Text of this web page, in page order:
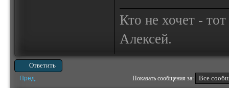
Кто не хочет -
Алексей.
Ответить
Пред. Показать сообщения за: